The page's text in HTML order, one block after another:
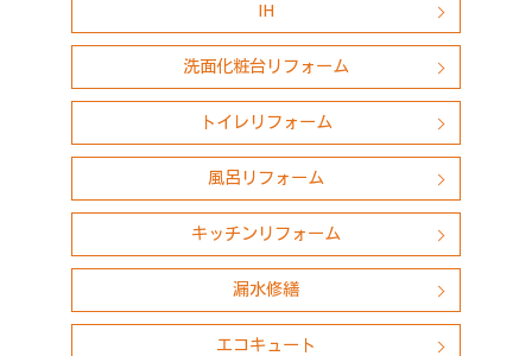
IH
洗面化粧台リフォーム
トイレリフォーム
風呂リフォーム
キッチンリフォーム
漏水修繕
エコキュート